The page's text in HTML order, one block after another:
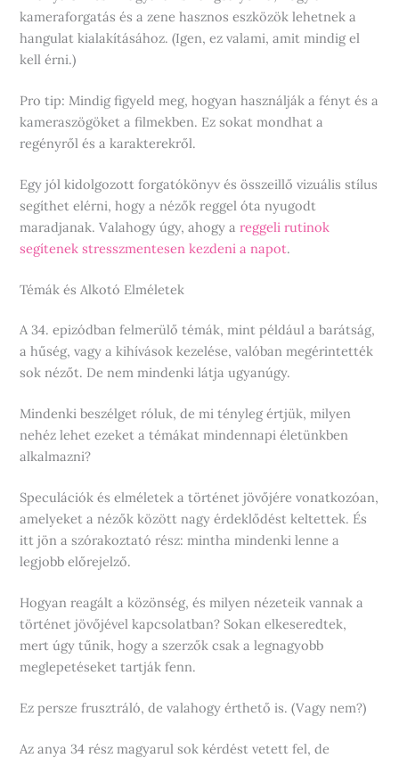
kameraforgatás és a zene hasznos eszközök lehetnek a
hangulat kialakításához. (Igen, ez valami, amit mindig el
kell érni.)
Pro tip: Mindig figyeld meg, hogyan használják a fényt és a
kameraszögöket a filmekben. Ez sokat mondhat a
regényről és a karakterekről.
Egy jól kidolgozott forgatókönyv és összeillő vizuális stílus
segíthet elérni, hogy a nézők reggel óta nyugodt
maradjanak. Valahogy úgy, ahogy areggeli rutinok
segítenek stresszmentesen kezdeni a napot.
Témák és Alkotó Elméletek
A 34. epizódban felmerülő témák, mint például a barátság,
a hűség, vagy a kihívások kezelése, valóban megérintették
sok nézőt. De nem mindenki látja ugyanúgy.
Mindenki beszélget róluk, de mi tényleg értjük, milyen
nehéz lehet ezeket a témákat mindennapi életünkben
alkalmazni?
Speculációk és elméletek a történet jövőjére vonatkozóan,
amelyeket a nézők között nagy érdeklődést keltettek. És
itt jön a szórakoztató rész: mintha mindenki lenne a
legjobb előrejelző.
Hogyan reagált a közönség, és milyen nézeteik vannak a
történet jövőjével kapcsolatban? Sokan elkeseredtek,
mert úgy tűnik, hogy a szerzők csak a legnagyobb
meglepetéseket tartják fenn.
Ez persze frusztráló, de valahogy érthető is. (Vagy nem?)
Az anya 34 rész magyarul sok kérdést vetett fel, de